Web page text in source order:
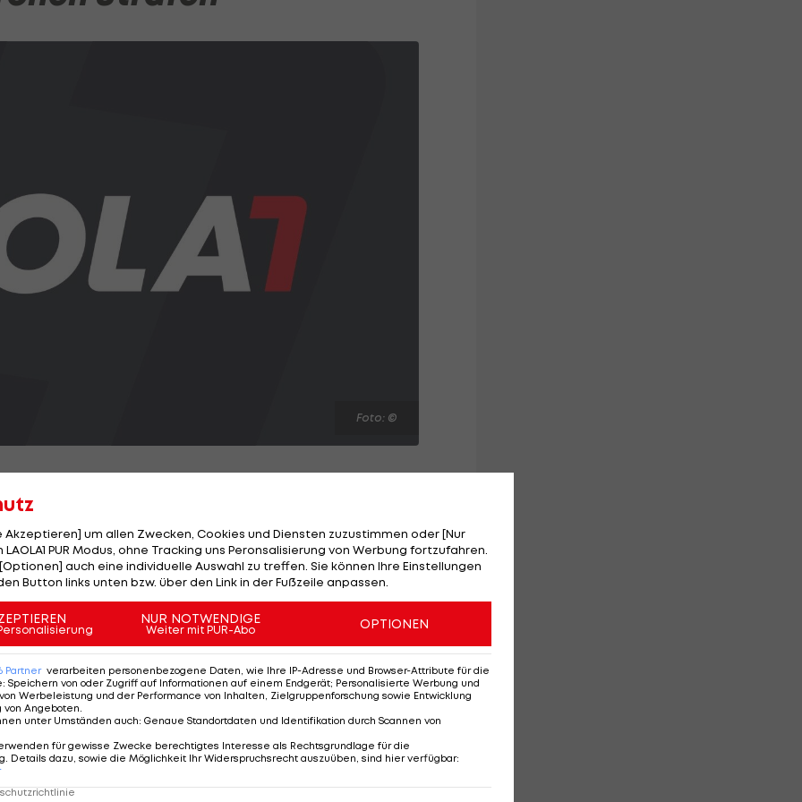
Foto: ©
Saints ein verbotenes "Kopfgeld-Programm" für
sah von 2009 bis 2011 Extraprämien für gelungene
vor. "Ein schwerer Fehler! Schon als wir
meint der verantwortliche Defensive Coordinator
Liga drohen u.a. hohe Geldstrafen bzw. die
Akzeptieren] um allen Zwecken, Cookies und Diensten zuzustimmen oder [Nur
PUR Modus, ohne Tracking uns Peronsalisierung von Werbung fortzufahren.
auch eine individuelle Auswahl zu treffen. Sie können Ihre Einstellungen
Button links unten bzw. über den Link in der Fußzeile anpassen.
NUR NOTWENDIGE
Weiter mit PUR-Abo OPTIONEN
Partner verarbeiten personenbezogene Daten, wie Ihre IP-Adresse und Browser-Attribute für die
: Speichern von oder Zugriff auf Informationen auf einem Endgerät; Personalisierte Werbung und
Werbeleistung und der Performance von Inhalten, Zielgruppenforschung sowie Entwicklung
von Angeboten
unter Umständen auch: Genaue Standortdaten und Identifikation durch Scannen von
für gewisse Zwecke berechtigtes Interesse als Rechtsgrundlage für die
Details dazu, sowie die Möglichkeit Ihr Widerspruchsrecht auszuüben, sind hier verfügbar: